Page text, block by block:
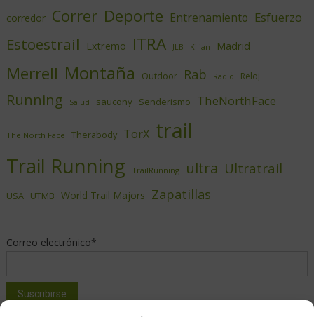
corredor Correr Deporte Entrenamiento Esfuerzo
Estoestrail Extremo ITRA JLB Kilian Madrid
Merrell Montaña Outdoor Rab Radio Reloj
Running Salud saucony Senderismo TheNorthFace
The North Face Therabody TorX trail
Trail Running TrailRunning ultra Ultratrail
USA UTMB World Trail Majors Zapatillas
Correo electrónico*